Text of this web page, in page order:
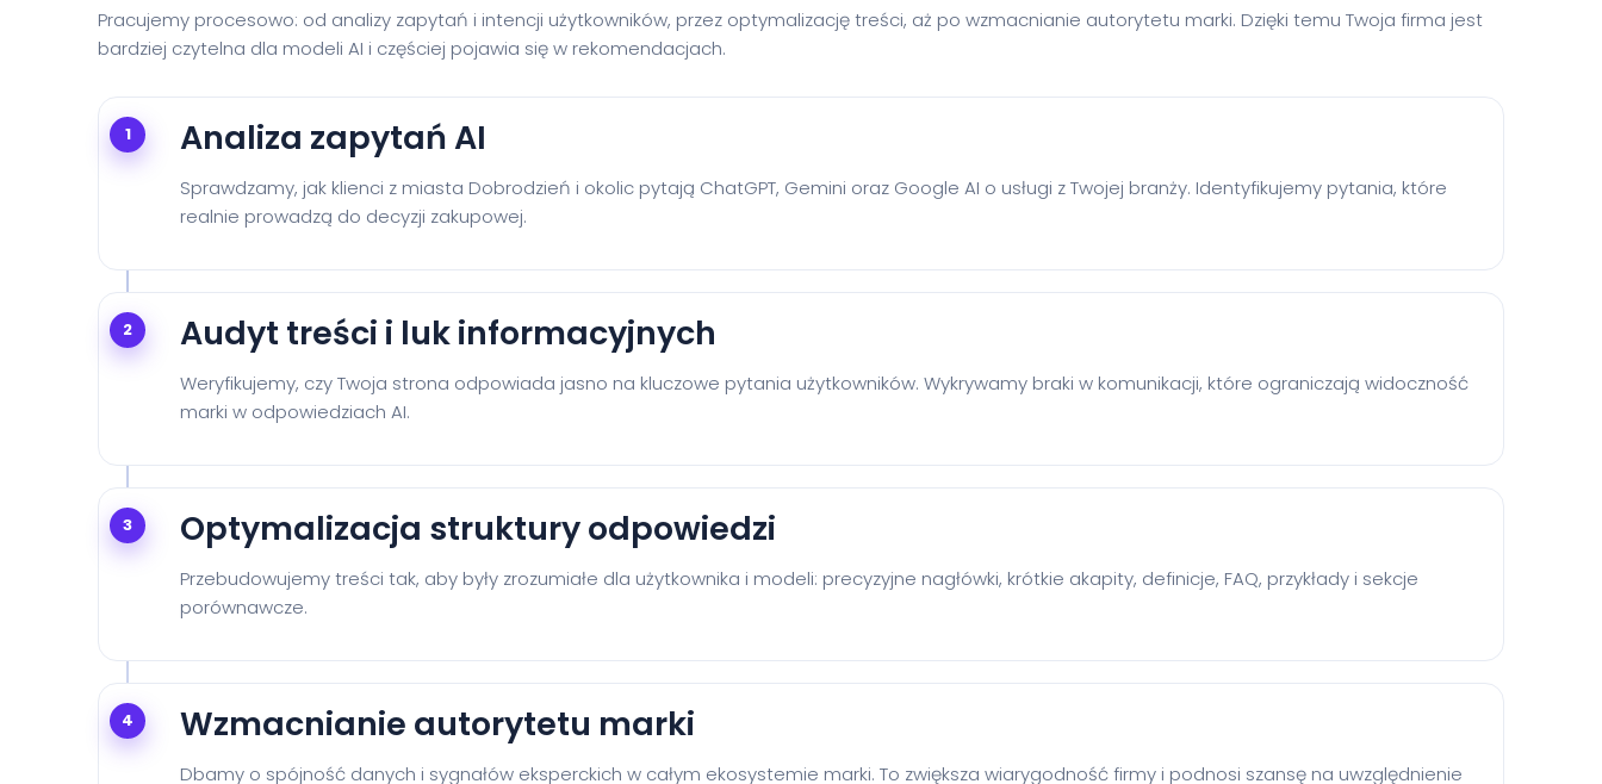
Pracujemy procesowo: od analizy zapytań i intencji użytkowników, przez optymalizację treści, aż po wzmacnianie autorytetu marki. Dzięki temu Twoja firma jest
bardziej czytelna dla modeli AI i częściej pojawia się w rekomendacjach.
1 Analiza zapytań AI
Sprawdzamy, jak klienci z miasta Dobrodzień i okolic pytają ChatGPT, Gemini oraz Google AI o usługi z Twojej branży. Identyfikujemy pytania, które
realnie prowadzą do decyzji zakupowej.
2 Audyt treści i luk informacyjnych
Weryfikujemy, czy Twoja strona odpowiada jasno na kluczowe pytania użytkowników. Wykrywamy braki w komunikacji, które ograniczają widoczność
marki w odpowiedziach AI.
3 Optymalizacja struktury odpowiedzi
Przebudowujemy treści tak, aby były zrozumiałe dla użytkownika i modeli: precyzyjne nagłówki, krótkie akapity, definicje, FAQ, przykłady i sekcje
porównawcze.
4 Wzmacnianie autorytetu marki
Dbamy o spójność danych i sygnałów eksperckich w całym ekosystemie marki. To zwiększa wiarygodność firmy i podnosi szansę na uwzględnienie